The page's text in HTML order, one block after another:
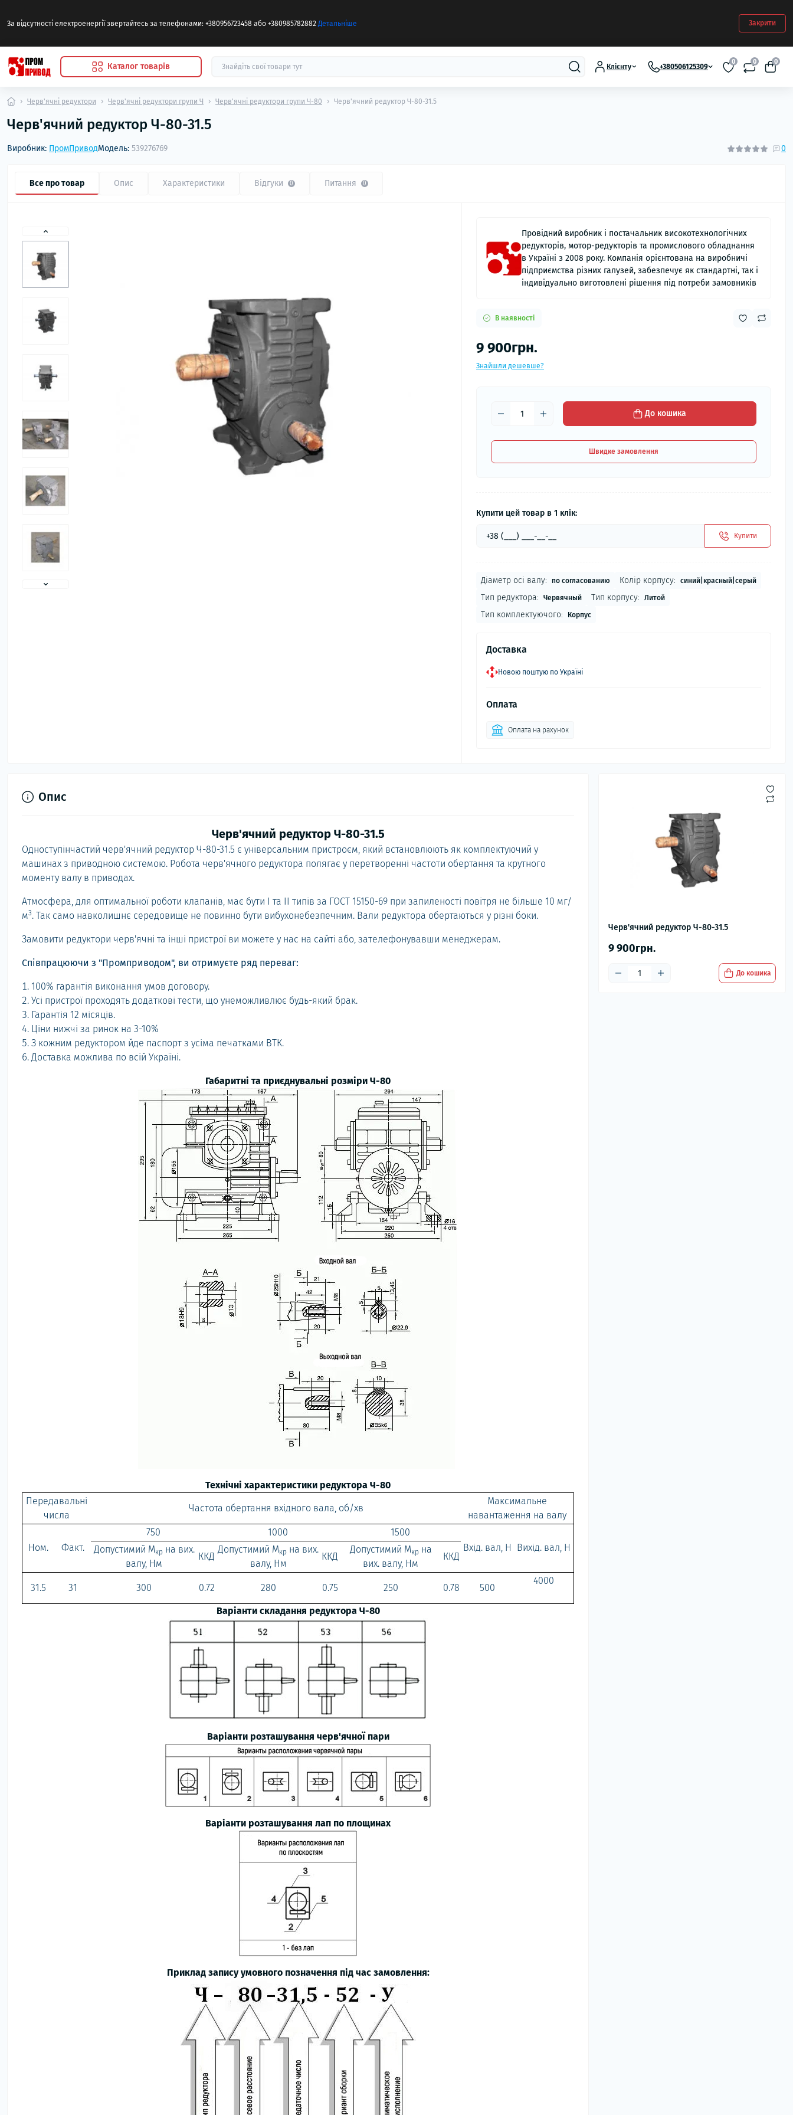
За відсутності електроенергії звертайтесь за телефонами: +380956723458 або +380985782882 Детальніше Закрити
Каталог товарів Клієнту +380506125309
0 0 0
Черв'ячні редуктори Черв'ячні редуктори групи Ч Черв'ячні редуктори групи Ч-80 Черв'ячний редуктор Ч-80-31.5
Черв'ячний редуктор Ч-80-31.5
Виробник: ПромПриводМодель: 539276769 0
Все про товар Опис Характеристики Відгуки 0 Питання 0
Провідний виробник і постачальник високотехнологічних
редукторів, мотор-редукторів та промислового обладнання
в Україні з 2008 року. Компанія орієнтована на виробничі
підприємства різних галузей, забезпечує як стандартні, так і
індивідуально виготовлені рішення під потреби замовників
В наявності
9 900грн.
Знайшли дешевше?
До кошика
Швидке замовлення
Купити цей товар в 1 клік:
Купити
Діаметр осі валу: по согласованию Колір корпусу: синий|красный|серый
Тип редуктора: Червячный Тип корпусу: Литой
Тип комплектуючого: Корпус
Доставка
Новою поштую по Україні
Оплата
Оплата на рахунок
Черв'ячний редуктор Ч-80-31.5
9 900грн.
До кошика
Опис
Черв'ячний редуктор Ч-80-31.5
Одноступінчастий черв'ячний редуктор Ч-80-31.5 є універсальним пристроєм, який встановлюють як комплектуючий у
машинах з приводною системою. Робота черв'ячного редуктора полягає у перетворенні частоти обертання та крутного
моменту валу в приводах.
Атмосфера, для оптимальної роботи клапанів, має бути І та ІІ типів за ГОСТ 15150-69 при запиленості повітря не більше 10 мг/
м3. Так само навколишнє середовище не повинно бути вибухонебезпечним. Вали редуктора обертаються у різні боки.
Замовити редуктори черв'ячні та інші пристрої ви можете у нас на сайті або, зателефонувавши менеджерам.
Співпрацюючи з "Промприводом", ви отримуєте ряд переваг:
100% гарантія виконання умов договору.
Усі пристрої проходять додаткові тести, що унеможливлює будь-який брак.
Гарантія 12 місяців.
Ціни нижчі за ринок на 3-10%
З кожним редуктором йде паспорт з усіма печатками ВТК.
Доставка можлива по всій Україні.
Габаритні та приєднувальні розміри Ч-80
Технічні характеристики редуктора Ч-80
Передавальні
числа
Частота обертання вхідного вала, об/хв
Максимальне
навантаження на валу
Ном. Факт.
750 1000
1500
Вхід. вал, Н
Вихід. вал, Н
Допустимий Мкрна вих.
валу, Нм
ККД
Допустимий Мкр на вих.
валу, Нм
ККД
Допустимий Мкрна
вих. валу, Нм
ККД
31.5 31 300 0.72 280 0.75 250 0.78 500
4000
Варіанти складання редуктора Ч-80
Варіанти розташування черв'ячної пари
Варіанти розташування лап по площинах
Приклад запису умовного позначення під час замовлення: